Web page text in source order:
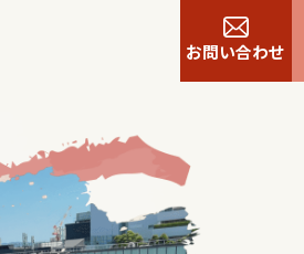
お問い合わせ